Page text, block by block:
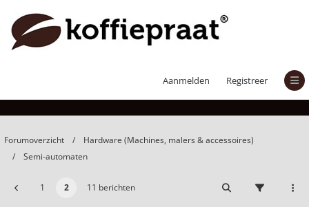
Aanmelden Registreer
Kop sproeier schroef is muurvast
Forumoverzicht
Hardware (Machines, malers & accessoires)
Semi-automaten
1 2 11 berichten